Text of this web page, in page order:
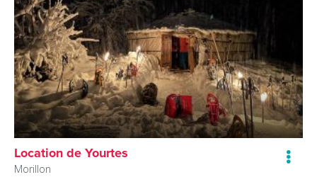
Location de Yourtes
Morillon